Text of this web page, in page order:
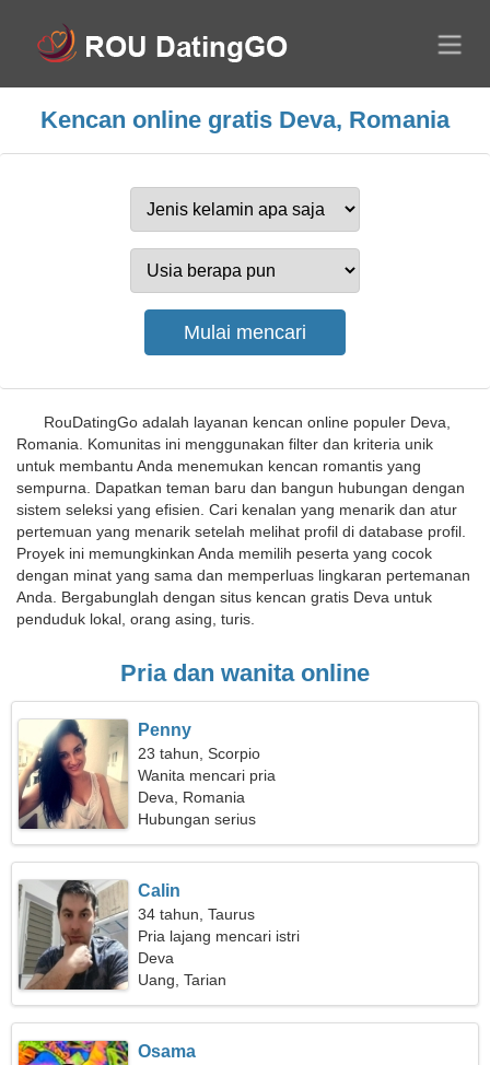
Kencan online gratis Deva, Romania
RouDatingGo adalah layanan kencan online populer Deva,
Romania. Komunitas ini menggunakan filter dan kriteria unik
untuk membantu Anda menemukan kencan romantis yang
sempurna. Dapatkan teman baru dan bangun hubungan dengan
sistem seleksi yang efisien. Cari kenalan yang menarik dan atur
pertemuan yang menarik setelah melihat profil di database profil.
Proyek ini memungkinkan Anda memilih peserta yang cocok
dengan minat yang sama dan memperluas lingkaran pertemanan
Anda. Bergabunglah dengan situs kencan gratis Deva untuk
penduduk lokal, orang asing, turis.
Pria dan wanita online
Penny
23 tahun, Scorpio
Wanita mencari pria
Deva, Romania
Hubungan serius
Calin
34 tahun, Taurus
Pria lajang mencari istri
Deva
Uang, Tarian
Osama